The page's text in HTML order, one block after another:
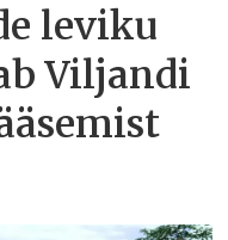
leviku
Viljandi